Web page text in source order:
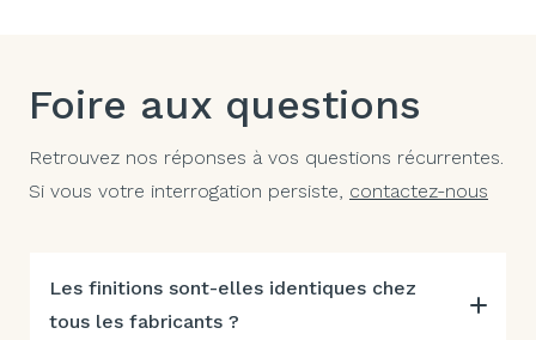
Foire aux questions
Retrouvez nos réponses à vos questions récurrentes.
Si vous votre interrogation persiste, contactez-nous
Les finitions sont-elles identiques chez
tous les fabricants ?